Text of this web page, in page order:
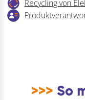
MengeRecycling von
>>> So